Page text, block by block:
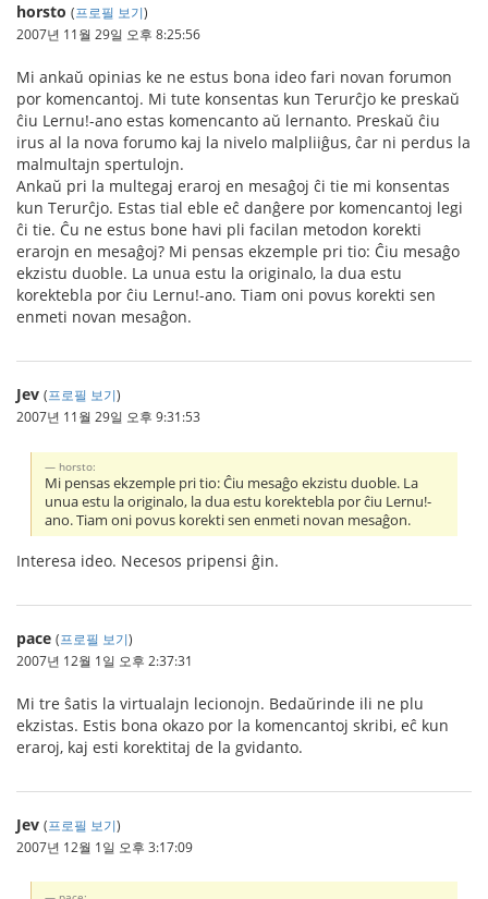
horsto (프로필 보기)
2007년 11월 29일 오후 8:25:56
Mi ankaŭ opinias ke ne estus bona ideo fari novan forumon
por komencantoj. Mi tute konsentas kun Terurĉjo ke preskaŭ
ĉiu Lernu!-ano estas komencanto aŭ lernanto. Preskaŭ ĉiu
irus al la nova forumo kaj la nivelo malpliiĝus, ĉar ni perdus la
malmultajn spertulojn.
Ankaŭ pri la multegaj eraroj en mesaĝoj ĉi tie mi konsentas
kun Terurĉjo. Estas tial eble eĉ danĝere por komencantoj legi
ĉi tie. Ĉu ne estus bone havi pli facilan metodon korekti
erarojn en mesaĝoj? Mi pensas ekzemple pri tio: Ĉiu mesaĝo
ekzistu duoble. La unua estu la originalo, la dua estu
korektebla por ĉiu Lernu!-ano. Tiam oni povus korekti sen
enmeti novan mesaĝon.
Jev (프로필 보기)
2007년 11월 29일 오후 9:31:53
horsto:
Mi pensas ekzemple pri tio: Ĉiu mesaĝo ekzistu duoble. La
unua estu la originalo, la dua estu korektebla por ĉiu Lernu!-
ano. Tiam oni povus korekti sen enmeti novan mesaĝon.
Interesa ideo. Necesos pripensi ĝin.
pace (프로필 보기)
2007년 12월 1일 오후 2:37:31
Mi tre ŝatis la virtualajn lecionojn. Bedaŭrinde ili ne plu
ekzistas. Estis bona okazo por la komencantoj skribi, eĉ kun
eraroj, kaj esti korektitaj de la gvidanto.
Jev (프로필 보기)
2007년 12월 1일 오후 3:17:09